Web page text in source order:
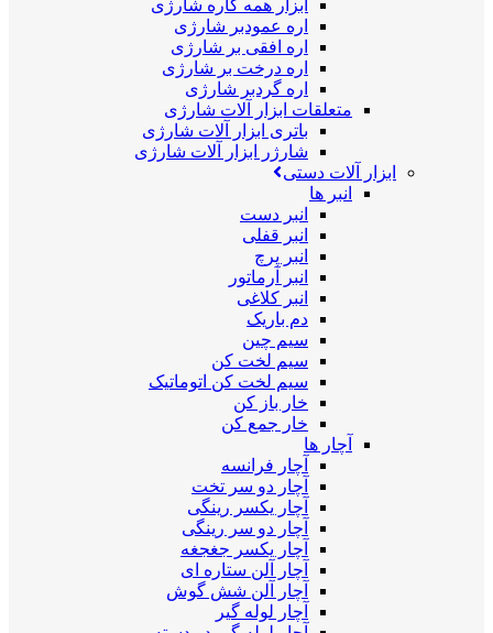
ابزار همه کاره شارژی
اره عمودبر شارژی
اره افقی بر شارژی
اره درخت بر شارژی
اره گردبر شارژی
متعلقات ابزار آلات شارژی
باتری ابزار آلات شارژی
شارژر ابزار آلات شارژی
ابزار آلات دستی
انبر ها
انبر دست
انبر قفلی
انبر پرچ
انبر آرماتور
انبر کلاغی
دم باریک
سیم چین
سیم لخت کن
سیم لخت کن اتوماتیک
خار باز کن
خار جمع کن
آچار ها
آچار فرانسه
آچار دو سر تخت
آچار یکسر رینگی
آچار دو سر رینگی
آچار یکسر جغجغه
آچار آلن ستاره ای
آچار آلن شش گوش
آچار لوله گیر